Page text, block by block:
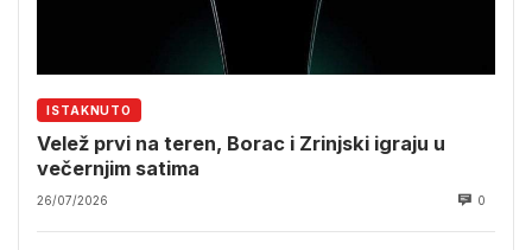
ISTAKNUTO
Velež prvi na teren, Borac i Zrinjski igraju u
večernjim satima
26/07/2026 0